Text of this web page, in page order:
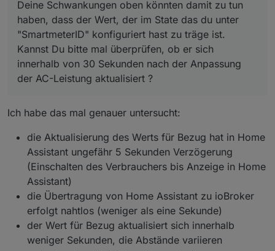
Deine Schwankungen oben könnten damit zu tun
haben, dass der Wert, der im State das du unter
"SmartmeterID" konfiguriert hast zu träge ist.
Kannst Du bitte mal überprüfen, ob er sich
innerhalb von 30 Sekunden nach der Anpassung
der AC-Leistung aktualisiert ?
Ich habe das mal genauer untersucht:
die Aktualisierung des Werts für Bezug hat in Home
Assistant ungefähr 5 Sekunden Verzögerung
(Einschalten des Verbrauchers bis Anzeige in Home
Assistant)
die Übertragung von Home Assistant zu ioBroker
erfolgt nahtlos (weniger als eine Sekunde)
der Wert für Bezug aktualisiert sich innerhalb
weniger Sekunden, die Abstände variieren